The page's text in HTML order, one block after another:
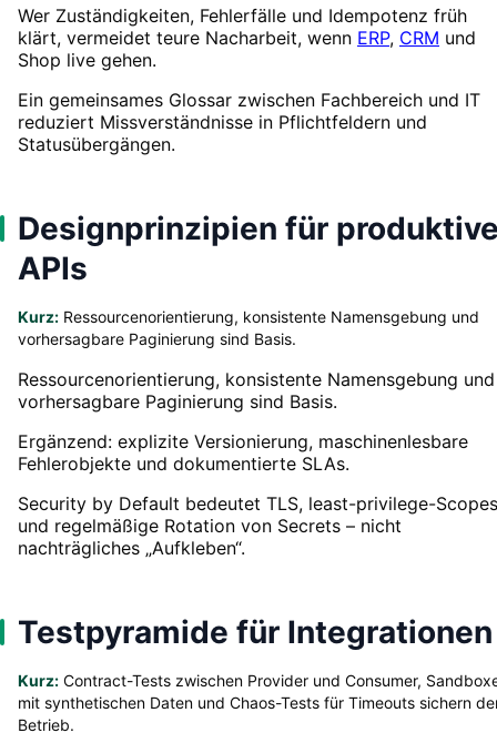
Wer Zuständigkeiten, Fehlerfälle und Idempotenz früh
klärt, vermeidet teure Nacharbeit, wenn ERP, CRM und
Shop live gehen.
Ein gemeinsames Glossar zwischen Fachbereich und IT
reduziert Missverständnisse in Pflichtfeldern und
Statusübergängen.
Designprinzipien für
APIs
Kurz: Ressourcenorientierung, konsistente Namensgebung und
vorhersagbare Paginierung sind Basis.
Ressourcenorientierung, konsistente Namensgebung und
vorhersagbare Paginierung sind Basis.
Ergänzend: explizite Versionierung, maschinenlesbare
Fehlerobjekte und dokumentierte SLAs.
Security by Default bedeutet TLS, least-privilege-Scopes
und regelmäßige Rotation von Secrets – nicht
nachträgliches „Aufkleben“.
Testpyramide für Integrationen
Kurz: Contract-Tests zwischen Provider und Consumer,
mit synthetischen Daten und Chaos-Tests für Timeouts sichern
Betrieb.